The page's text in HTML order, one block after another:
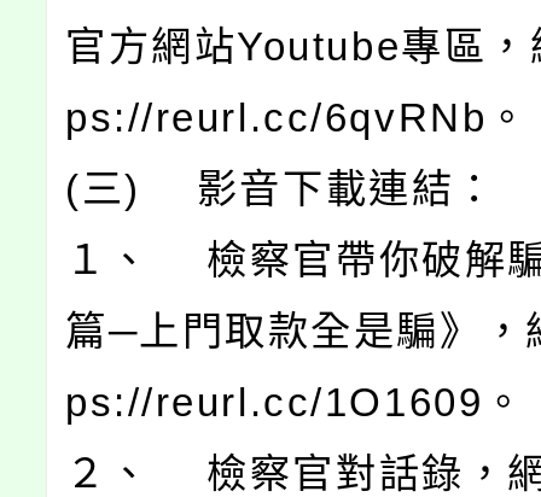
官方網站Youtube專區
ps://reurl.cc/6qvRNb。
(三) 影音下載連結：
１、 檢察官帶你破解
篇─上門取款全是騙》，
ps://reurl.cc/1O1609。
２、 檢察官對話錄，